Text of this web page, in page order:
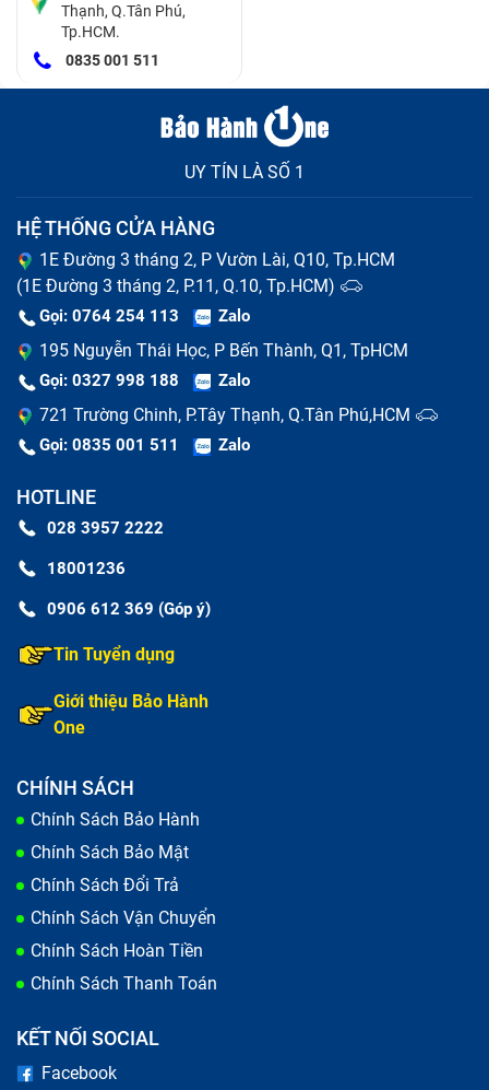
Thạnh, Q.Tân Phú,
Tp.HCM.
0835 001 511
UY TÍN LÀ SỐ 1
HỆ THỐNG CỬA HÀNG
1E Đường 3 tháng 2, P Vườn Lài, Q10, Tp.HCM
(1E Đường 3 tháng 2, P.11, Q.10, Tp.HCM)
Gọi: 0764 254 113 Zalo
195 Nguyễn Thái Học, P Bến Thành, Q1, TpHCM
Gọi: 0327 998 188 Zalo
721 Trường Chinh, P.Tây Thạnh, Q.Tân Phú,HCM
Gọi: 0835 001 511 Zalo
HOTLINE
028 3957 2222
18001236
0906 612 369 (Góp ý)
Tin Tuyển dụng
Giới thiệu Bảo Hành
One
CHÍNH SÁCH
Chính Sách Bảo Hành
Chính Sách Bảo Mật
Chính Sách Đổi Trả
Chính Sách Vận Chuyển
Chính Sách Hoàn Tiền
Chính Sách Thanh Toán
KẾT NỐI SOCIAL
Facebook